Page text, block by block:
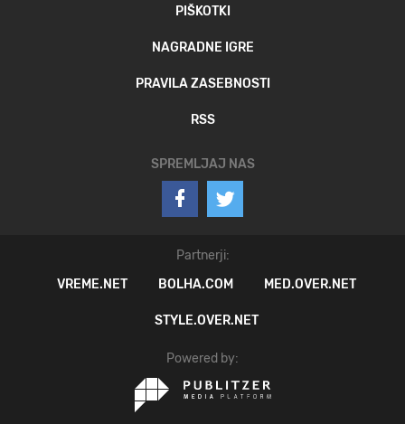
PIŠKOTKI
NAGRADNE IGRE
PRAVILA ZASEBNOSTI
RSS
SPREMLJAJ NAS
Partnerji:
VREME.NET
BOLHA.COM MED.OVER.NET
STYLE.OVER.NET
Powered by: